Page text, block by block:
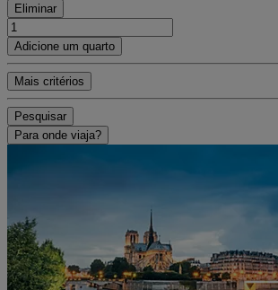
Eliminar
Adicione um quarto
Mais critérios
Pesquisar
Para onde viaja?